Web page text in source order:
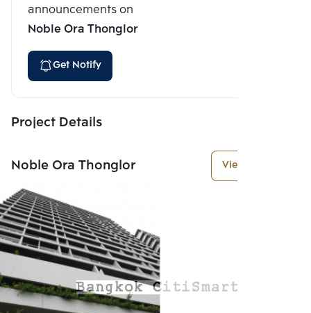
announcements on
Noble Ora Thonglor
Get Notify
Project Details
Noble Ora Thonglor View More